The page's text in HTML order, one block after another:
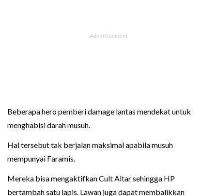
Beberapa hero pemberi damage lantas mendekat untuk
menghabisi darah musuh.
Hal tersebut tak berjalan maksimal apabila musuh
mempunyai Faramis.
Mereka bisa mengaktifkan Cult Altar sehingga HP
bertambah satu lapis. Lawan juga dapat membalikkan